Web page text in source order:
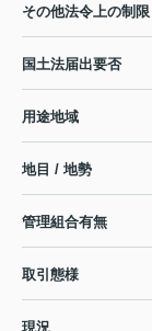
その他法令上の制限
国土法届出要否
用途地域
地目 / 地勢
管理組合有無
取引態様
現況